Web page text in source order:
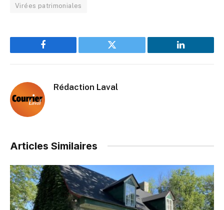
Virées patrimoniales
Facebook Twitter LinkedIn
Rédaction Laval
Articles Similaires